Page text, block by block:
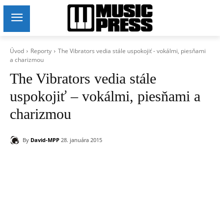
Úvod Reporty
The Vibrators vedia stále uspokojiť - vokálmi, piesňami
a charizmou
The Vibrators vedia stále
uspokojiť – vokálmi, piesňami a
charizmou
By David-MPP 28. januára 2015